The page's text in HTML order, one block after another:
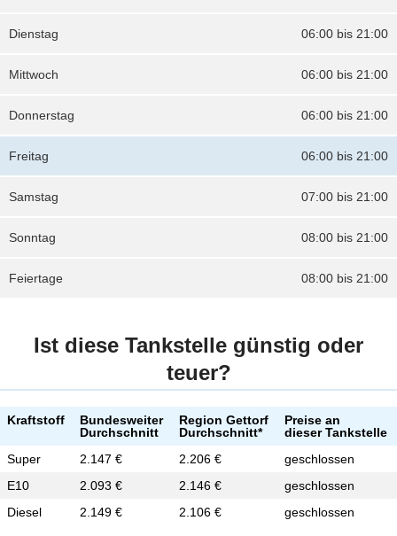
06:00 bis 21:00
Dienstag
06:00 bis 21:00
Mittwoch
06:00 bis 21:00
Donnerstag
06:00 bis 21:00
Freitag
07:00 bis 21:00
Samstag
08:00 bis 21:00
Sonntag
08:00 bis 21:00
Feiertage
Ist diese Tankstelle günstig oder
teuer?
Kraftstoff
Bundesweiter
Durchschnitt
Region Gettorf
Durchschnitt*
Preise an
dieser Tankstelle
Super
2.147 € 2.206 €
geschlossen
E10
2.093 € 2.146 €
geschlossen
Diesel
2.149 € 2.106 € geschlossen